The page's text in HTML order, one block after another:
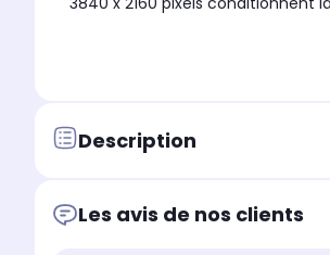
Description
Les avis de nos clients